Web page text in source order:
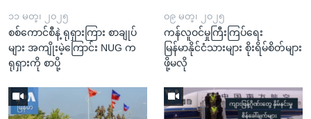
၁၁ မတ္၊ ၂၀၂၅
စစ်ကောင်စီနဲ့ ရုရှားကြား စာချုပ်
များ အကျိုးမဲ့ကြောင်း NUG က
ရုရှားကို စာပို့
၀၉ မတ္၊ ၂၀၂၅
ကန်လူဝင်မှုကြီးကြပ်ရေး
မြန်မာနိုင်ငံသားများ စိုးရိမ်စိတ်များ
ဖို့မလို